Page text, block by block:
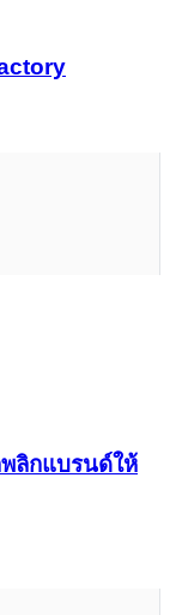
ลิกแบรนด์ให้